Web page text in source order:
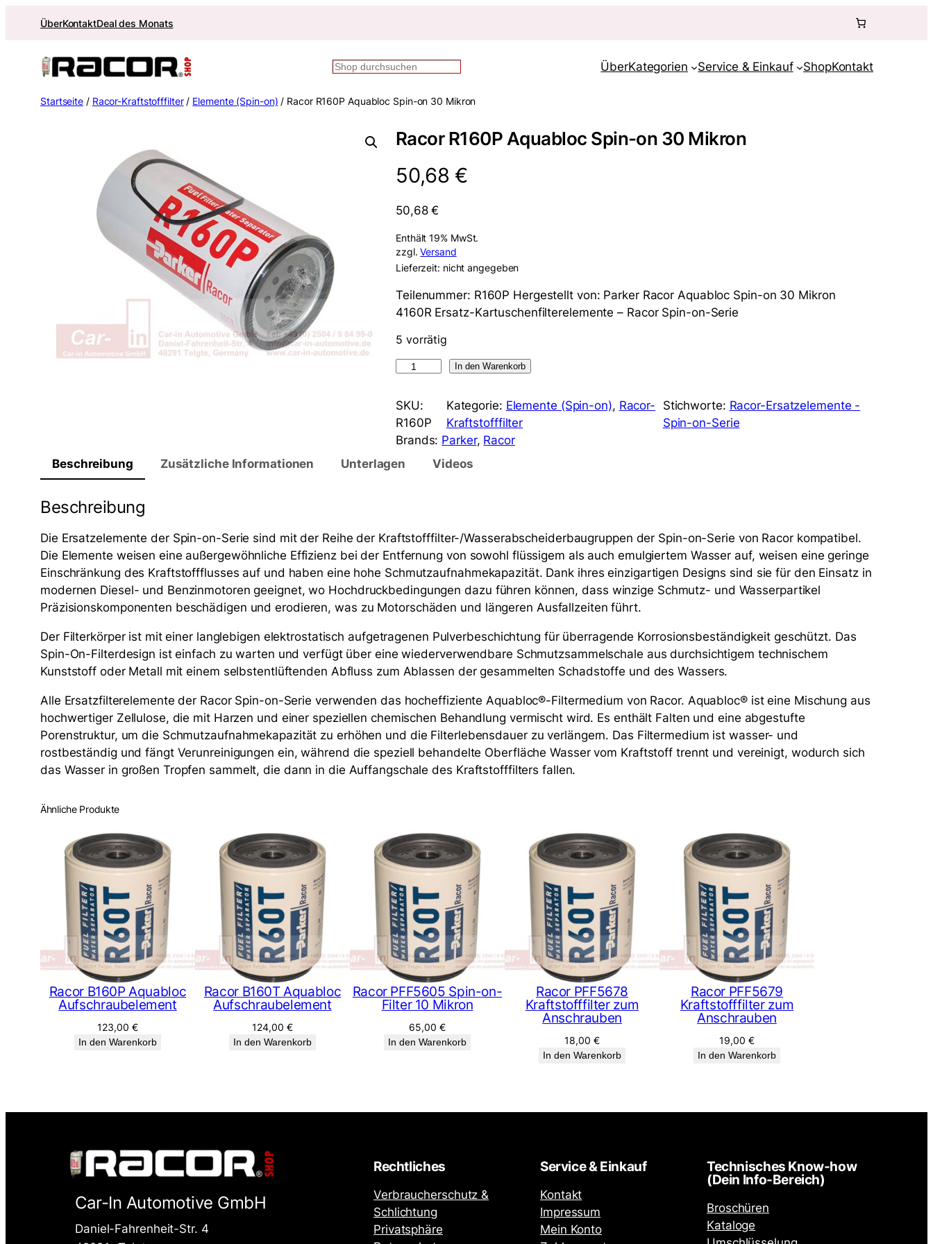
ÜberKontaktDeal des Monats
Suchen ÜberKategorien Service & Einkauf ShopKontakt
Startseite / Racor-Kraftstofffilter/ Elemente (Spin-on) / Racor R160P Aquabloc Spin-on 30 Mikron
Racor R160P Aquabloc Spin-on 30 Mikron
50,68 €
50,68€
Enthält 19% MwSt.
zzgl.Versand
Lieferzeit: nicht angegeben
Teilenummer: R160P Hergestellt von: Parker Racor Aquabloc Spin-on 30 Mikron
4160R Ersatz-Kartuschenfilterelemente – Racor Spin-on-Serie
5 vorrätig
c
o
r
1
A
q
u
a
b
o
c
S
p
i
n
-
o
M
i
c
r
o
n
M
e
n
g
e
In den Warenkorb
SKU:
R160P
Kategorie: Elemente (Spin-on), Racor-
Kraftstofffilter
Stichworte: Racor-Ersatzelemente -
Spin-on-Serie
Brands: Parker, Racor
Beschreibung
Zusätzliche Informationen Unterlagen Videos
Beschreibung
Die Ersatzelemente der Spin-on-Serie sind mit der Reihe der Kraftstofffilter-/Wasserabscheiderbaugruppen der Spin-on-Serie von Racor kompatibel.
Die Elemente weisen eine außergewöhnliche Effizienz bei der Entfernung von sowohl flüssigem als auch emulgiertem Wasser auf, weisen eine geringe
Einschränkung des Kraftstoffflusses auf und haben eine hohe Schmutzaufnahmekapazität. Dank ihres einzigartigen Designs sind sie für den Einsatz in
modernen Diesel- und Benzinmotoren geeignet, wo Hochdruckbedingungen dazu führen können, dass winzige Schmutz- und Wasserpartikel
Präzisionskomponenten beschädigen und erodieren, was zu Motorschäden und längeren Ausfallzeiten führt.
Der Filterkörper ist mit einer langlebigen elektrostatisch aufgetragenen Pulverbeschichtung für überragende Korrosionsbeständigkeit geschützt. Das
Spin-On-Filterdesign ist einfach zu warten und verfügt über eine wiederverwendbare Schmutzsammelschale aus durchsichtigem technischem
Kunststoff oder Metall mit einem selbstentlüftenden Abfluss zum Ablassen der gesammelten Schadstoffe und des Wassers.
Alle Ersatzfilterelemente der Racor Spin-on-Serie verwenden das hocheffiziente Aquabloc®-Filtermedium von Racor. Aquabloc® ist eine Mischung aus
hochwertiger Zellulose, die mit Harzen und einer speziellen chemischen Behandlung vermischt wird. Es enthält Falten und eine abgestufte
Porenstruktur, um die Schmutzaufnahmekapazität zu erhöhen und die Filterlebensdauer zu verlängern. Das Filtermedium ist wasser- und
rostbeständig und fängt Verunreinigungen ein, während die speziell behandelte Oberfläche Wasser vom Kraftstoff trennt und vereinigt, wodurch sich
das Wasser in großen Tropfen sammelt, die dann in die Auffangschale des Kraftstofffilters fallen.
Ähnliche Produkte
Racor B160P Aquabloc
Aufschraubelement
123,00 €
In den Warenkorb
Racor B160T Aquabloc
Aufschraubelement
124,00 €
In den Warenkorb
Racor PFF5605 Spin-on-
Filter 10 Mikron
65,00 €
In den Warenkorb
Racor PFF5678
Kraftstofffilter zum
Anschrauben
18,00 €
In den Warenkorb
Racor PFF5679
Kraftstofffilter zum
Anschrauben
19,00 €
In den Warenkorb
Car-In Automotive GmbH
Daniel-Fahrenheit-Str. 4
Rechtliches
Verbraucherschutz &
Schlichtung
Privatsphäre
Service & Einkauf
Kontakt
Impressum
Mein Konto
Technisches Know-how
(Dein Info-Bereich)
Broschüren
Kataloge